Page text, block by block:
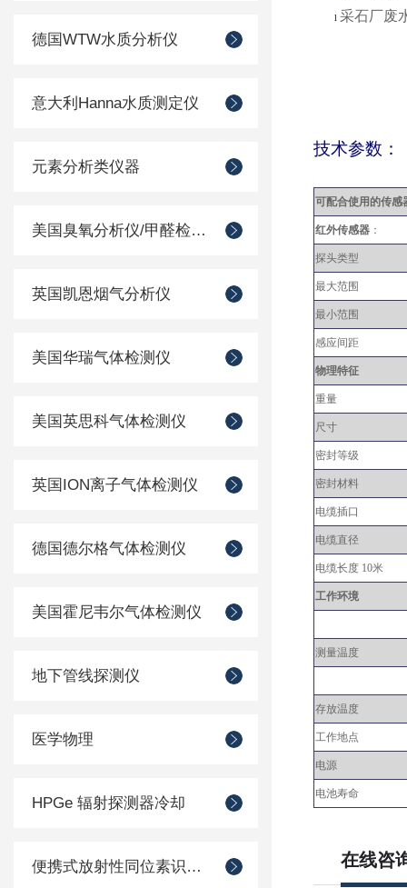
德国WTW水质分析仪
意大利Hanna水质测定仪
元素分析类仪器
美国臭氧分析仪/甲醛检测仪
英国凯恩烟气分析仪
美国华瑞气体检测仪
美国英思科气体检测仪
英国ION离子气体检测仪
德国德尔格气体检测仪
美国霍尼韦尔气体检测仪
地下管线探测仪
医学物理
HPGe 辐射探测器冷却
便携式放射性同位素识别装置 （RIID）
l 采石厂废
技术参数：
可配合使用的传感
红外传感器：
探头类型
最大范围
最小范围
感应间距
物理特征
重量
尺寸
密封等级
密封材料
电缆插口
电缆直径
电缆长度 10米
工作环境
测量温度
存放温度
工作地点
电源
电池寿命
在线咨